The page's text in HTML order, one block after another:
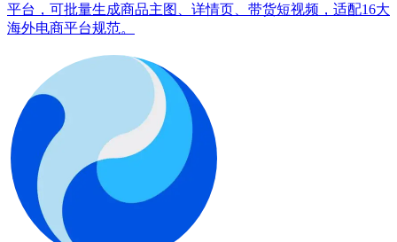
平台，可批量生成商品主图、详情页、带货短视频，适配16大
海外电商平台规范。